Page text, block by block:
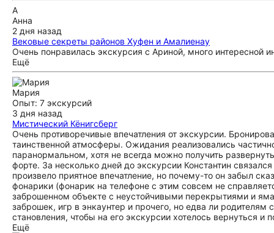
А
Анна
2 дня назад
Вековые секреты районов Хуфен и Амалиенау
Очень понравилась экскурсия с Ариной, много интересной
Ещё
Мария
Опыт: 7 экскурсий
3 дня назад
Мистический Кёнигсберг
Очень противоречивые впечатления от экскурсии.
таинственной атмосферы. Ожидания реализовались
паранормальном, хотя не всегда можно получить
форте. За несколько дней до экскурсии Константин
произвело приятное впечатление, но почему-то он забыл
фонарики (фонарик на телефоне с этим совсем не
заброшенном объекте с неустойчивыми перекрытиями и
заброшек, игр в энкаунтер и прочего, но едва ли
становления, чтобы на его экскурсии хотелось вернуться
Ещё